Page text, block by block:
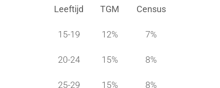
Leeftijd TGM Census
15-19 12% 7%
20-24 15% 8%
25-29 15% 8%